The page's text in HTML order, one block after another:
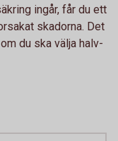
ingår, får du ett
skadorna. Det
du ska välja halv-